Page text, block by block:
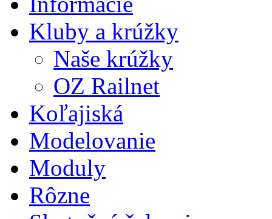
Kluby a krúžky
Naše krúžky
OZ Railnet
Koľajiská
Modelovanie
Moduly
Rôzne